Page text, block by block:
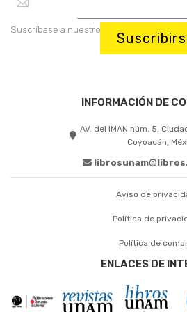
Suscríbase a nuestro boletín:
INFORMACIÓN DE
AV. del IMAN núm. 5,
Coyoacán,
Aviso de
Política de
Política de
ENLACES DE